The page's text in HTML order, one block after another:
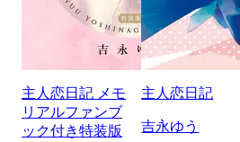
主人恋日記 メモ
リアルファンブ
ック付き特装版
主人恋日記
吉永ゆう